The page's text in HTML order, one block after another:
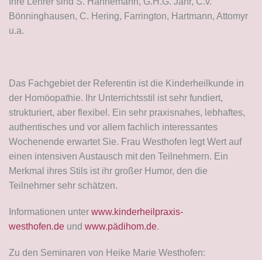
Bönninghausen, C. Hering, Farrington, Hartmann, Attomyr
u.a.
Das Fachgebiet der Referentin ist die Kinderheilkunde in
der Homöopathie. Ihr Unterrichtsstil ist sehr fundiert,
strukturiert, aber flexibel. Ein sehr praxisnahes, lebhaftes,
authentisches und vor allem fachlich interessantes
Wochenende erwartet Sie. Frau Westhofen legt Wert auf
einen intensiven Austausch mit den Teilnehmern. Ein
Merkmal ihres Stils ist ihr großer Humor, den die
Teilnehmer sehr schätzen.
Informationen unter www.kinderheilpraxis-
westhofen.de und www.pädihom.de.
Zu den Seminaren von Heike Marie Westhofen: